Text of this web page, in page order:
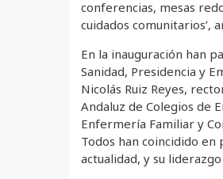
conferencias, mesas
cuidados comunitarios’,
En la inauguración han
Sanidad, Presidencia y
Nicolás Ruiz Reyes,
Andaluz de Colegios de
Enfermería Familiar y
Todos han coincidido
actualidad, y su